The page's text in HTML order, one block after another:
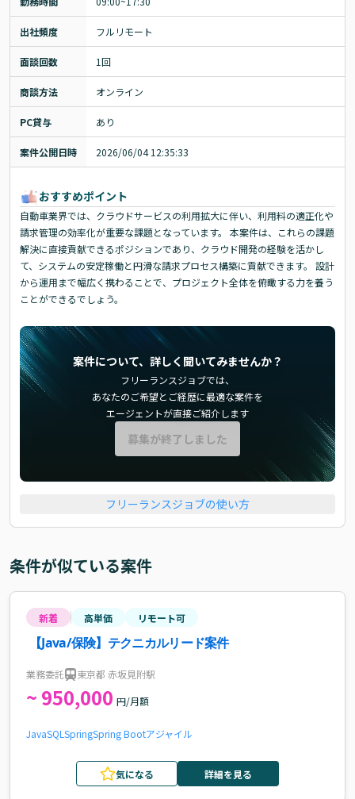
出社頻度 フルリモート
面談回数 1回
商談方法 オンライン
PC貸与 あり
案件公開日時 2026/06/04 12:35:33
おすすめポイント
自動車業界では、クラウドサービスの利用拡大に伴い、利用料の適正化や
請求管理の効率化が重要な課題となっています。 本案件は、これらの課題
解決に直接貢献できるポジションであり、クラウド開発の経験を活かし
て、システムの安定稼働と円滑な請求プロセス構築に貢献できます。 設計
から運用まで幅広く携わることで、プロジェクト全体を俯瞰する力を養う
ことができるでしょう。
案件について、詳しく聞いてみませんか？
フリーランスジョブでは、
あなたのご希望とご経歴に最適な案件を
エージェントが直接ご紹介します
募集が終了しました
フリーランスジョブの使い方
条件が似ている案件
新着 高単価 リモート可
【Java/保険】テクニカルリード案件
業務委託 東京都 赤坂見附駅
~ 950,000 円/月額
JavaSQL SpringSpring Bootアジャイル
気になる 詳細を見る